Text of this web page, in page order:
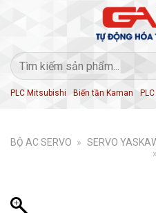
Tìm
kiếm:
PLC Mitsubishi Biến tần Kaman
BỘ AC SERVO » SERVO
»